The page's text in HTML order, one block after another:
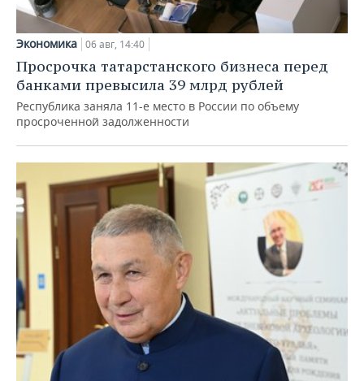
Экономика 06 авг, 14:40
Просрочка татарстанского бизнеса перед
банками превысила 39 млрд рублей
Республика заняла 11-е место в России по объему
просроченной задолженности